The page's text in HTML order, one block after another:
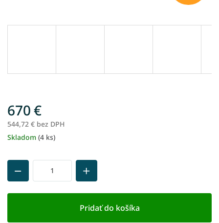
670 €
544,72 € bez DPH
Jednotková
Skladom (4 ks)
Pridať do košíka